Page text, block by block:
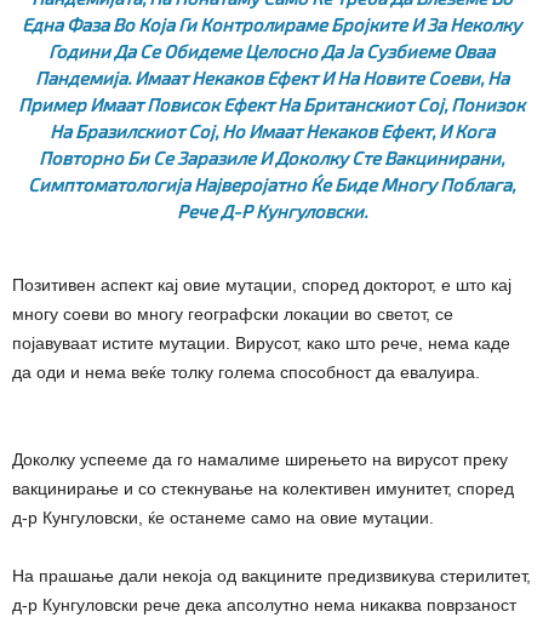
Една Фаза Во Која Ги Контролираме Бројките И За Неколку
Години Да Се Обидеме Целосно Да Ја Сузбиеме Оваа
Пандемија. Имаат Некаков Ефект И На Новите Соеви, На
Пример Имаат Повисок Ефект На Британскиот Сој, Понизок
На Бразилскиот Сој, Но Имаат Некаков Ефект, И Кога
Повторно Би Се Заразиле И Доколку Сте Вакцинирани,
Симптоматологија Најверојатно Ќе Биде Многу Поблага,
Рече Д-Р Кунгуловски.
Позитивен аспект кај овие мутации, според докторот, е што кај
многу соеви во многу географски локации во светот, се
појавуваат истите мутации. Вирусот, како што рече, нема каде
да оди и нема веќе толку голема способност да евалуира.
Доколку успееме да го намалиме ширењето на вирусот преку
вакцинирање и со стекнување на колективен имунитет, според
д-р Кунгуловски, ќе останеме само на овие мутации.
На прашање дали некоја од вакцините предизвикува стерилитет,
д-р Кунгуловски рече дека апсолутно нема никаква поврзаност